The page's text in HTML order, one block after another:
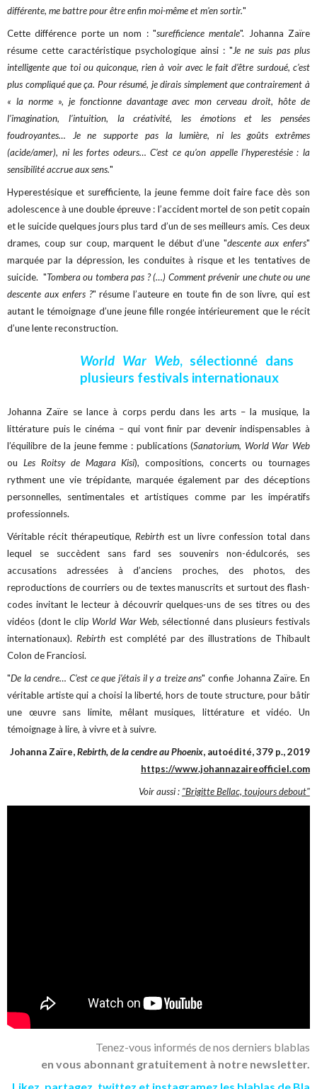
différente, me battre pour être enfin moi-même et m'en sortir."
Cette différence porte un nom : "surefficience mentale". Johanna Zaïre
résume cette caractéristique psychologique ainsi : "Je ne suis pas plus
intelligente que toi ou quiconque, rien à voir avec le fait d’être surdoué, c’est
plus compliqué que ça. Pour résumé, je dirais simplement que contrairement à
« la norme », je fonctionne davantage avec mon cerveau droit, hôte de
l’imagination, l’intuition, la créativité, les émotions et les pensées
foudroyantes… Je ne supporte pas la lumière, ni les goûts extrêmes
(acide/amer), ni les fortes odeurs… C’est ce qu’on appelle l’hyperestésie : la
sensibilité accrue aux sens."
Hyperestésique et surefficiente, la jeune femme doit faire face dès son
adolescence à une double épreuve : l’accident mortel de son petit copain
et le suicide quelques jours plus tard d’un de ses meilleurs amis. Ces deux
drames, coup sur coup, marquent le début d’une "descente aux enfers"
marquée par la dépression, les conduites à risque et les tentatives de
suicide. "Tombera ou tombera pas ? (…) Comment prévenir une chute ou une
descente aux enfers ?" résume l’auteure en toute fin de son livre, qui est
autant le témoignage d’une jeune fille rongée intérieurement que le récit
d’une lente reconstruction.
World War Web, sélectionné dans
plusieurs festivals internationaux
Johanna Zaïre se lance à corps perdu dans les arts – la musique, la
littérature puis le cinéma – qui vont finir par devenir indispensables à
l’équilibre de la jeune femme : publications (Sanatorium, World War Web
ou Les Roitsy de Magara Kisi), compositions, concerts ou tournages
rythment une vie trépidante, marquée également par des déceptions
personnelles, sentimentales et artistiques comme par les impératifs
professionnels.
Véritable récit thérapeutique, Rebirth est un livre confession total dans
lequel se succèdent sans fard ses souvenirs non-édulcorés, ses
accusations adressées à d’anciens proches, des photos, des
reproductions de courriers ou de textes manuscrits et surtout des flash-
codes invitant le lecteur à découvrir quelques-uns de ses titres ou des
vidéos (dont le clip World War Web, sélectionné dans plusieurs festivals
internationaux). Rebirth est complété par des illustrations de Thibault
Colon de Franciosi.
"De la cendre… C’est ce que j’étais il y a treize ans" confie Johanna Zaïre. En
véritable artiste qui a choisi la liberté, hors de toute structure, pour bâtir
une œuvre sans limite, mêlant musiques, littérature et vidéo. Un
témoignage à lire, à vivre et à suivre.
Johanna Zaïre,Rebirth, de la cendre au Phoenix, autoédité, 379 p., 2019
https://www.johannazaireofficiel.com
Voir aussi : "Brigitte Bellac, toujours debout"
Tenez-vous informés de nos derniers blablas
en vous abonnant gratuitement à notre newsletter.